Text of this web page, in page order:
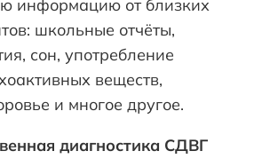
информацию от близких
школьные отчёты,
сон, употребление
веществ,
и многое другое.
диагностика СДВГ